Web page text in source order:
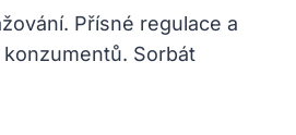
Přísné regulace a
Sorbát